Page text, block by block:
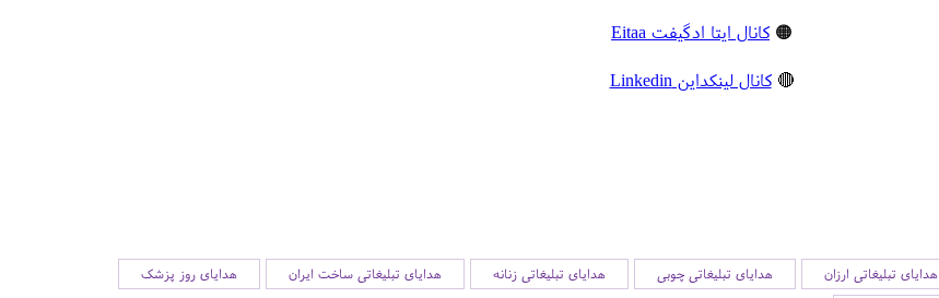
🟠 کانال ایتا ادگیفت Eitaa
🔴 کانال لینکداین Linkedin
هدایای تبلیغاتی ارزان هدایای تبلیغاتی چوبی هدایای تبلیغاتی زنانه هدایای تبلیغاتی ساخت ایران
هدایای روز پزشک